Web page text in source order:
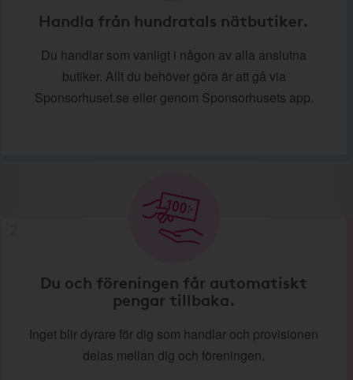
Handla från hundratals nätbutiker.
Du handlar som vanligt i någon av alla anslutna
butiker. Allt du behöver göra är att gå via
Sponsorhuset.se eller genom Sponsorhusets app.
Du och föreningen får automatiskt
pengar tillbaka.
Inget blir dyrare för dig som handlar och provisionen
delas mellan dig och föreningen.